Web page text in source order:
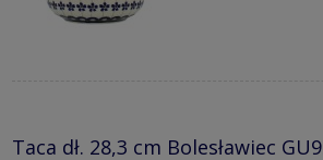
Taca dł. 28,3 cm Bolesławiec